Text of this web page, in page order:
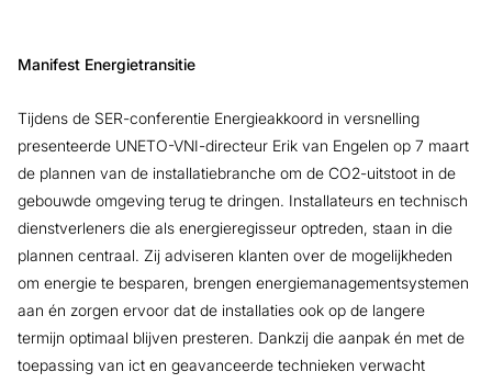
Manifest Energietransitie
Tijdens de SER-conferentie Energieakkoord in versnelling
presenteerde UNETO-VNI-directeur Erik van Engelen op 7 maart
de plannen van de installatiebranche om de CO2-uitstoot in de
gebouwde omgeving terug te dringen. Installateurs en technisch
dienstverleners die als energieregisseur optreden, staan in die
plannen centraal. Zij adviseren klanten over de mogelijkheden
om energie te besparen, brengen energiemanagementsystemen
aan én zorgen ervoor dat de installaties ook op de langere
termijn optimaal blijven presteren. Dankzij die aanpak én met de
toepassing van ict en geavanceerde technieken verwacht